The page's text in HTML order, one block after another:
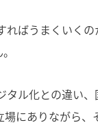
ればうまくいく
ル化との違い
にありながら